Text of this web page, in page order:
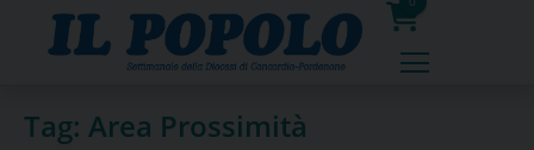
0
prodotti
Tag: Area Prossimità